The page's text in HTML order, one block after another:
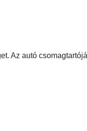
Az autó